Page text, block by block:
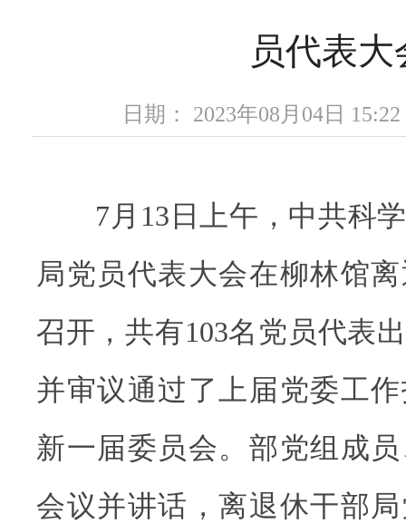
员代表大
日期： 2023年08月04日
7月13日上午，中共科学
局党员代表大会在柳林馆
召开，共有103名党员代表
并审议通过了上届党委工
新一届委员会。部党组成
会议并讲话，离退休干部